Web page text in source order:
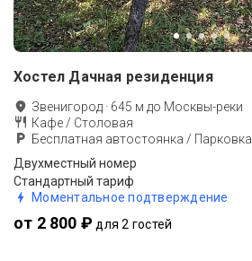
Хостел Дачная резиденция
Звенигород · 645 м до Москвы-реки
Кафе / Столовая
Бесплатная автостоянка / Парковка
Двухместный номер
Стандартный тариф
Моментальное подтверждение
от 2 800 ₽ для 2 гостей